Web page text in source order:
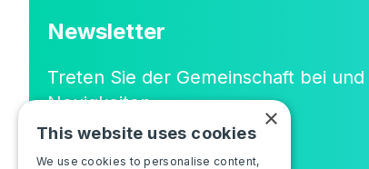
Newsletter
Treten Sie der Gemeinschaft bei
Neuigkeiten
oder neuen Funktionen! ×
This website uses cookies
We use cookies to personalise content,